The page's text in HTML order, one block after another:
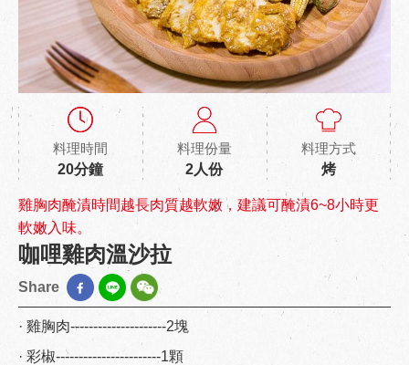
料理時間
20分鐘
料理份量
2人份
料理方式
烤
雞胸肉醃漬時間越長肉質越軟嫩，建議可醃漬6~8小時更
軟嫩入味。
咖哩雞肉溫沙拉
Share
· 雞胸肉---------------------2塊
· 彩椒-----------------------1顆